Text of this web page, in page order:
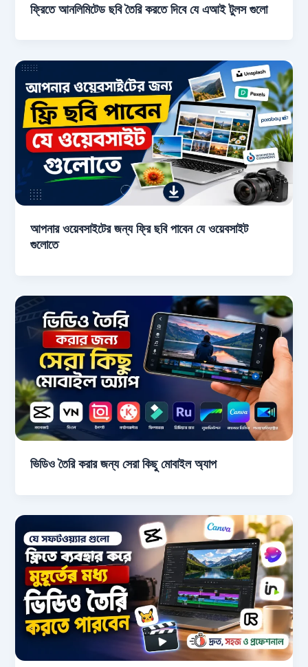
ফ্রিতে আনলিমিটেড ছবি তৈরি করতে দিবে যে এআই টুলস গুলো
আপনার ওয়েবসাইটের জন্য ফ্রি ছবি পাবেন যে ওয়েবসাইট
গুলোতে
ভিডিও তৈরি করার জন্য সেরা কিছু মোবাইল অ্যাপ